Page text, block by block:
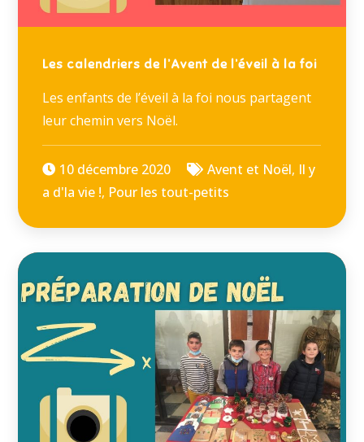
Les calendriers de l’Avent de l’éveil à la foi
Les enfants de l’éveil à la foi nous partagent
leur chemin vers Noël.
10 décembre 2020 Avent et Noël, Il y
a d'la vie !, Pour les tout-petits